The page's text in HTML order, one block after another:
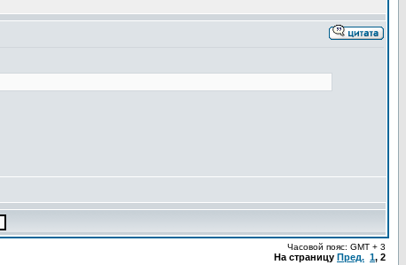
Часовой пояс: GMT + 3
На страницу Пред. 1, 2